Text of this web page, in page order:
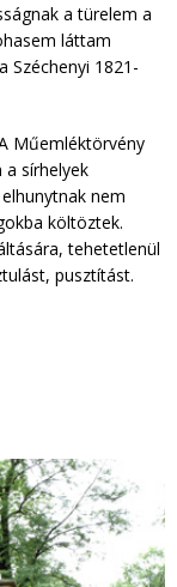
a türelem a
láttam
Széchenyi 1821-
Műemléktörvény
sírhelyek
nem
költöztek.
tehetetlenül
pusztítást.